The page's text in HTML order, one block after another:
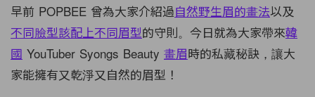
早前 POPBEE 曾為大家介紹過自然野生眉的畫法以及
不同臉型該配上不同眉型的守則。今日就為大家帶來韓
國 YouTuber Syongs Beauty 畫眉時的私藏秘訣，讓大
家能擁有又乾淨又自然的眉型！